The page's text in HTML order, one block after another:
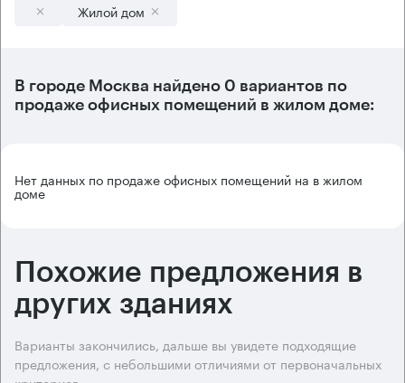
Жилой дом
В городе Москва найдено 0 вариантов по
продаже офисных помещений в жилом доме:
Нет данных по продаже офисных помещений на в жилом
доме
Похожие предложения в
других зданиях
Варианты закончились, дальше вы увидете подходящие
предложения, с небольшими отличиями от первоначальных